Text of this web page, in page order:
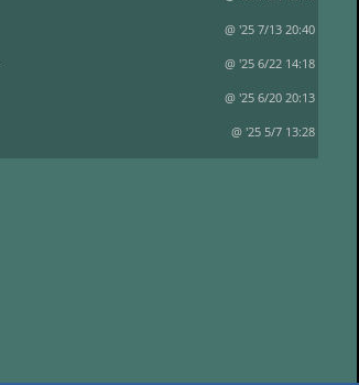
@ '25 7/13 20:40
@ '25 6/22 14:18
@ '25 6/20 20:13
@ '25 5/7 13:28